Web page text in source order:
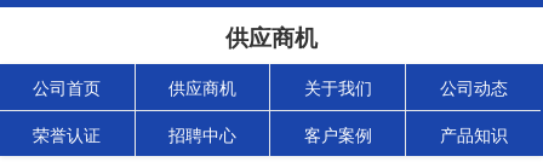
供应商机
公司首页 供应商机 关于我们 公司动态
荣誉认证 招聘中心 客户案例 产品知识